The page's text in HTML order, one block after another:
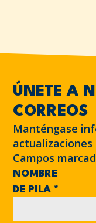
ÚNETE A
CORREOS
Manténgase
actualizaciones
Campos
NOMBRE
DE PILA *